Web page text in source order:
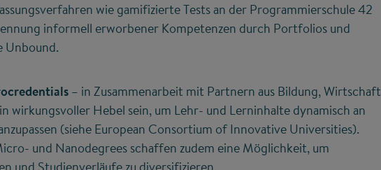
wie gamifizierte Tests an der Programmierschule 42
informell erworbener Kompetenzen durch Portfolios und
Unbound.
– in Zusammenarbeit mit Partnern aus Bildung, Wirtschaft
wirkungsvoller Hebel sein, um Lehr- und Lerninhalte dynamisch an
(siehe European Consortium of Innovative Universities).
und Nanodegrees schaffen zudem eine Möglichkeit, um